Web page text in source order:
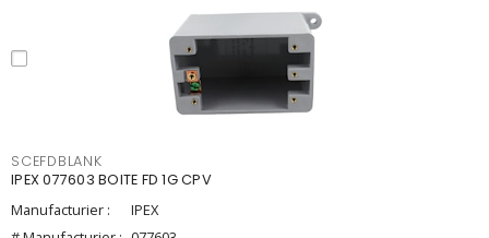
SCEFDBLANK
IPEX 077603 BOITE FD 1G CPV
Manufacturier :
IPEX